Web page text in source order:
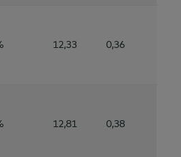
12,33 0,36
12,81 0,38